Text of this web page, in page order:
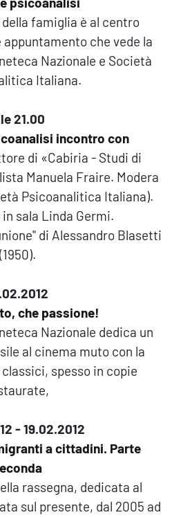
famiglia è al centro
che vede la
Nazionale e Società
Italiana.
21.00
incontro con
di «Cabiria - Studi di
Manuela Fraire. Modera
Psicoanalitica Italiana).
sala Linda Germi.
di Alessandro Blasetti
(1950).
che passione!
Nazionale dedica un
al cinema muto con la
spesso in copie
- 19.02.2012
a cittadini. Parte
rassegna, dedicata al
sul presente, dal 2005 ad